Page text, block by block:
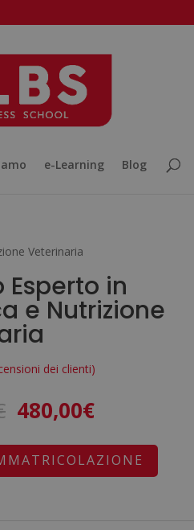
e-Learning Blog
Veterinaria
Esperto in
e Nutrizione
dei clienti)
Il
originale
era:
480,00€Il
attuale
è: